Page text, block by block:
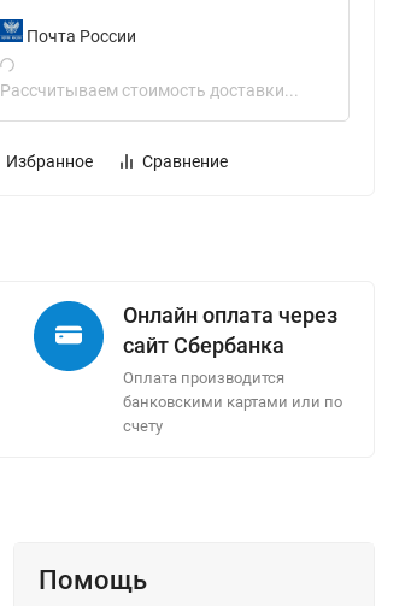
Почта России
Рассчитываем стоимость доставки...
Избранное Сравнение
Онлайн оплата через
сайт Сбербанка
Оплата производится
банковскими картами или по
счету
Помощь